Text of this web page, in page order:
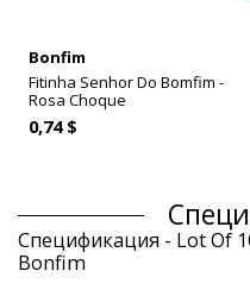
Bonfim
Fitinha Senhor Do Bomfim -
Rosa Choque
0,74 $
Спецификация - Lot Of
Bonfim